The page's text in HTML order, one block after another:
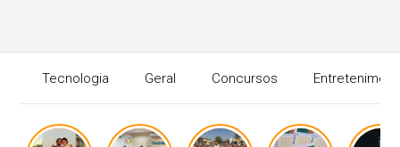
Tecnologia Geral Concursos